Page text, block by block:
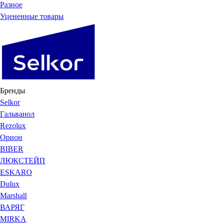
Разное
Уцененные товары
Бренды
Selkor
Гальванол
Rezolux
Орион
BIBER
ЛЮКСТЕЙП
ESKARO
Dulux
Marshall
ВАРЯГ
MIRKA